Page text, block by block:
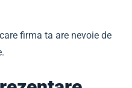
firma ta are nevoie de